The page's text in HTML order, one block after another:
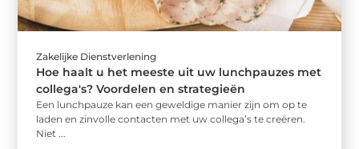
Zakelijke Dienstverlening
Hoe haalt u het meeste uit uw lunchpauzes met
collega's? Voordelen en strategieën
Een lunchpauze kan een geweldige manier zijn om op te
laden en zinvolle contacten met uw collega’s te creëren.
Niet ...